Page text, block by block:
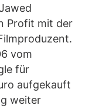
Profit mit der
vom
für
aufgekauft
weiter